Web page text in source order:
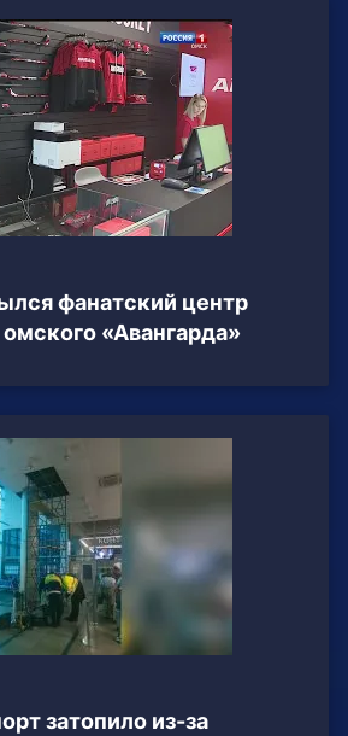
фанатский центр
«Авангарда»
затопило из-за